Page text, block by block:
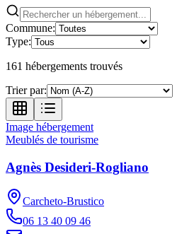
Commune:
Type:
161 hébergements trouvés
Trier par:
Image hébergement
Meublés de tourisme
Agnès Desideri-Rogliano
Carcheto-Brustico
06 13 40 09 46